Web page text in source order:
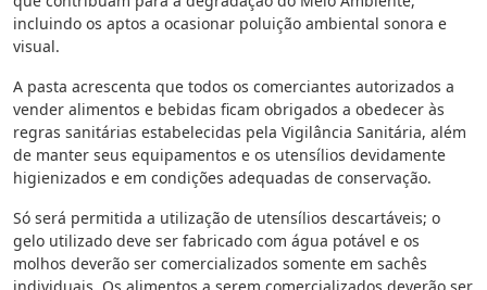
incluindo os aptos a ocasionar poluição ambiental sonora e
visual.
A pasta acrescenta que todos os comerciantes autorizados a
vender alimentos e bebidas ficam obrigados a obedecer às
regras sanitárias estabelecidas pela Vigilância Sanitária, além
de manter seus equipamentos e os utensílios devidamente
higienizados e em condições adequadas de conservação.
Só será permitida a utilização de utensílios descartáveis; o
gelo utilizado deve ser fabricado com água potável e os
molhos deverão ser comercializados somente em sachês